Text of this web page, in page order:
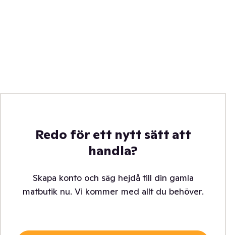
Redo för ett nytt sätt att
handla?
Skapa konto och säg hejdå till din gamla
matbutik nu. Vi kommer med allt du behöver.